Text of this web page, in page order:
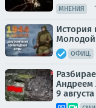
МНЕНИЯ
История
ОФИЦ.
Андреем
9 августа